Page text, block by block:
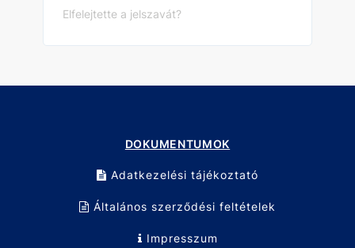
Elfelejtette a jelszavát?
DOKUMENTUMOK
Adatkezelési tájékoztató
Általános szerződési feltételek
Impresszum